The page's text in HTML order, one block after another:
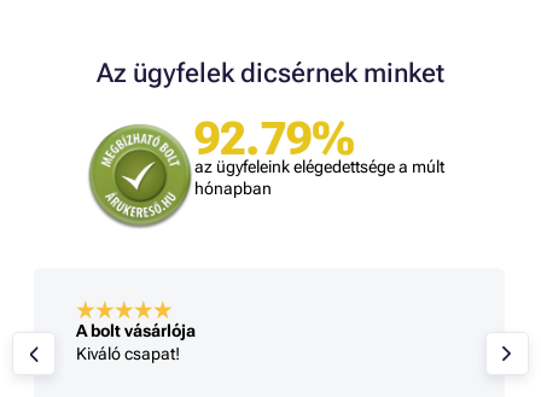
Az ügyfelek dicsérnek minket
92.79%
az ügyfeleink elégedettsége a múlt
hónapban
A bolt vásárlója
Kiváló csapat!